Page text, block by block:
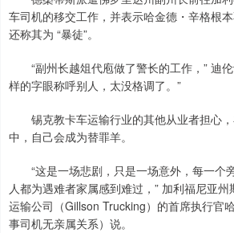
车司机的移交工作，并表示哈金德・辛格根
还称其为 “暴徒”。
“副州长越俎代庖做了警长的工作，” 迪伦
样的字眼称呼别人，太没格调了。”
锡克教卡车运输行业的其他从业者担心，
中，自己会成为替罪羊。
“这是一场悲剧，只是一场意外，每一个
人都为遇难者家属感到难过，” 加利福尼亚
运输公司（Gillson Trucking）的首席执行官
事司机无亲属关系）说。